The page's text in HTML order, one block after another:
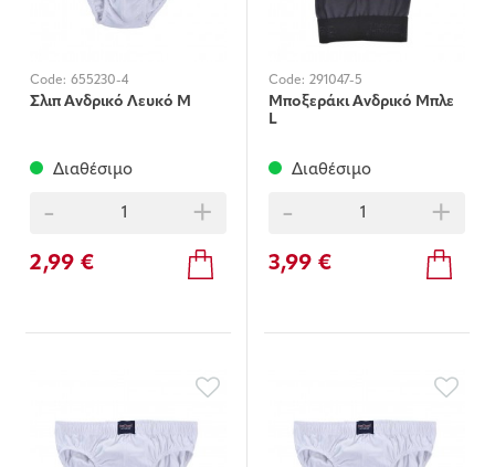
Code: 655230-4
Σλιπ Ανδρικό Λευκό Μ
Διαθέσιμο
- +
2,99 €
Code: 291047-5
Μποξεράκι Ανδρικό Μπλε
L
Διαθέσιμο
- +
3,99 €